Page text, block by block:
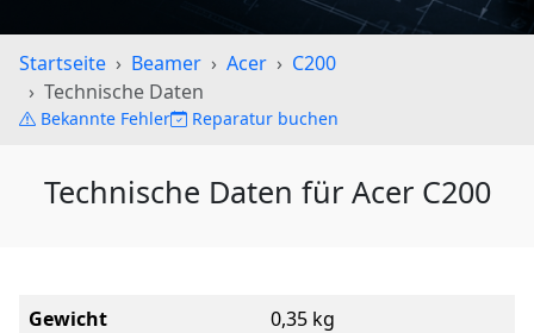
Startseite Beamer Acer
C200
Technische Daten
Bekannte Fehler Reparatur buchen
Technische Daten für Acer C200
Gewicht
0,35 kg